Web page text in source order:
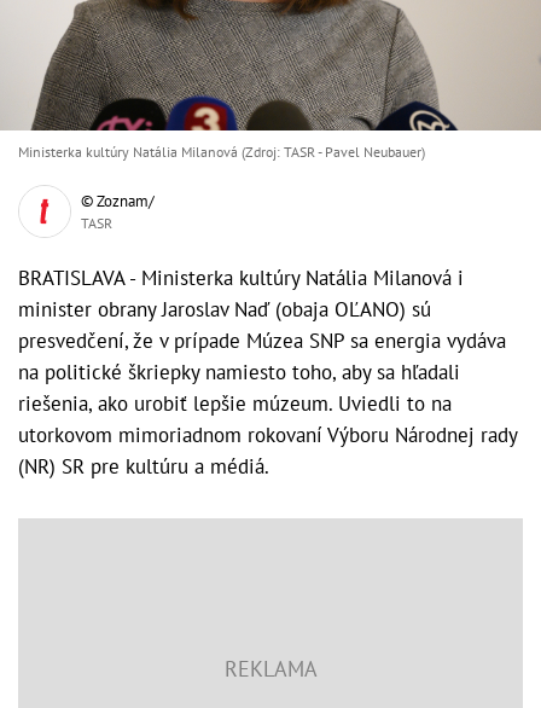
Ministerka kultúry Natália Milanová (Zdroj: TASR - Pavel Neubauer)
© Zoznam/
TASR
BRATISLAVA - Ministerka kultúry Natália Milanová i
minister obrany Jaroslav Naď (obaja OĽANO) sú
presvedčení, že v prípade Múzea SNP sa energia vydáva
na politické škriepky namiesto toho, aby sa hľadali
riešenia, ako urobiť lepšie múzeum. Uviedli to na
utorkovom mimoriadnom rokovaní Výboru Národnej rady
(NR) SR pre kultúru a médiá.